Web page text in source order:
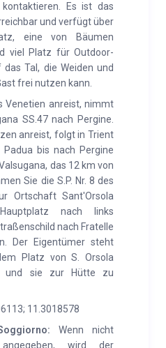
mit zwei Einzelbetten
über eine sorgfältig
um eine Verschmelzung
Wald und der inneren
Die Kabine wurde als
sie höhere Anforderungen
der
Restaurants,
Sennereien, Orte mit Bio-
Vegetarier und Veganer.
kleine Früchte,
örtlichen Bauern und
Bauernhof liegt etwa vier
Terme entfernt,
eine Bank, eine
eine Bibliothek und ein
Ungefähr elf km. vom
Es ist das
und verfügt über
eine von Bäumen
viel Platz für Outdoor-
Tal, die Weiden und
frei nutzen kann.
Venetien anreist, nimmt
SS.47 nach Pergine.
anreist, folgt in Trient
bis nach Pergine
das 12 km von
Sie die S.P. Nr. 8 des
Ortschaft Sant'Orsola
nach links
nach Fratelle
Der Eigentümer steht
Platz von S. Orsola
und sie zur Hütte zu
11.3018578
Wenn nicht
wird der